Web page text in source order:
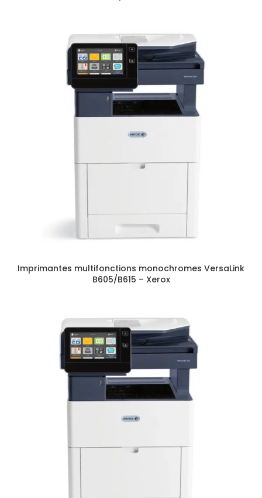
Imprimantes multifonctions monochromes VersaLink
B605/B615 – Xerox